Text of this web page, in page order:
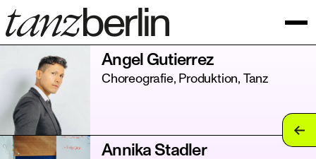
Angel Gutierrez
Choreografie, Produktion, Tanz
Annika Stadler